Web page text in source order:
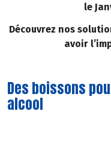
le
Découvrez nos
avoir
Des boissons
alcool